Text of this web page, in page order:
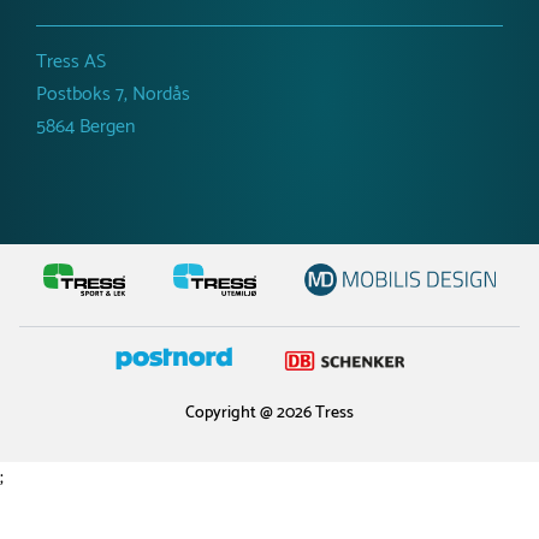
Tress AS
Postboks 7, Nordås
5864 Bergen
Copyright @ 2026 Tress
;